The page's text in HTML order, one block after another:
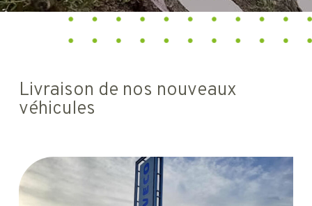
Livraison de nos nouveaux
véhicules